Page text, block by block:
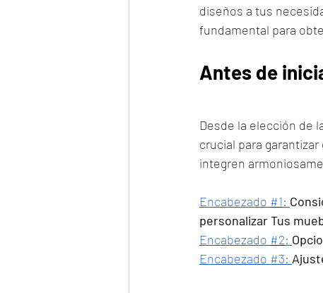
diseños a tus
fundamental para
Antes de
Desde la elección de
crucial para
integren
Encabezado #1:
personalizar Tus
Encabezado #2:
Encabezado #3: